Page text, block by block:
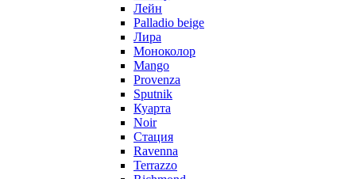
Лейн
Palladio beige
Лира
Моноколор
Mango
Provenza
Sputnik
Куарта
Noir
Стация
Ravenna
Terrazzo